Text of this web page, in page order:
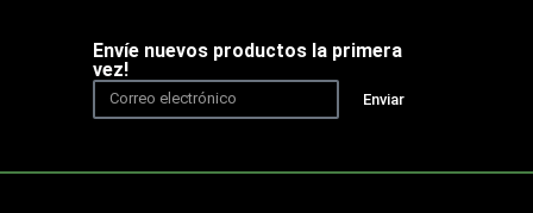
Envíe nuevos productos la primera
vez!
Enviar